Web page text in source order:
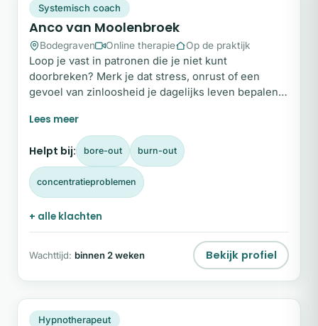
Plek beschikbaar
Systemisch coach
Anco van Moolenbroek
Bodegraven Online therapie Op de praktijk
Loop je vast in patronen die je niet kunt
doorbreken? Merk je dat stress, onrust of een
gevoel van zinloosheid je dagelijks leven bepalen?
is? Ik ben systemisch coach en gedragsbioloog. Ik
help je om de onzichtbare patronen te herkennen
die je vasthouden, zodat je weer ruimte ervaart om
je eigen koers te bepalen. Door systemisch te
kijken naar wat er speelt, ontstaat er beweging
waar je voorheen vastliep.
Helpt bij: bore-out burn-out
concentratieproblemen
+ alle klachten
Wachttijd: binnen 2 weken Bekijk profiel
Plek beschikbaar
Hypnotherapeut